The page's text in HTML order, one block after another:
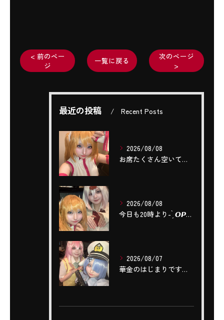
< 前のペー
ジ
一覧に戻る
次のページ
>
最近の投稿 Recent Posts
2026/08/08
お席たくさん空いております‼️
2026/08/08
今日も20時より- ̗̀ 𝙊𝙋𝙀𝙉 .ᐟ.ᐟ ̖́-❣️
2026/08/07
華金のはじまりですね(,,- -,,)❤️‍🔥❤️‍🔥❤️‍...